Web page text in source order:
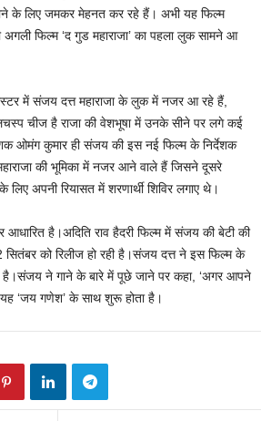
के लिए जमकर मेहनत कर रहे हैं। अभी यह फिल्‍म
फिल्‍म ‘द गुड महाराजा’ का पहला लुक सामने आ
में संजय दत्त महाराजा के लुक में नजर आ रहे हैं,
चीज है राजा की वेशभूषा में उनके सीने पर लगे कई
ओमंग कुमार ही संजय की इस नई फिल्‍म के निर्देशक
की भूमिका में नजर आने वाले हैं जिसने दूसरे
लिए अपनी रियासत में शरणार्थी शिविर लगाए थे।
आधारित है।अदिति राव हैदरी फिल्म में संजय की बेटी की
सितंबर को रिलीज हो रही है।संजय दत्त ने इस फिल्‍म के
है।संजय ने गाने के बारे में पूछे जाने पर कहा, ‘अगर आपने
‘जय गणेश’ के साथ शुरू होता है।